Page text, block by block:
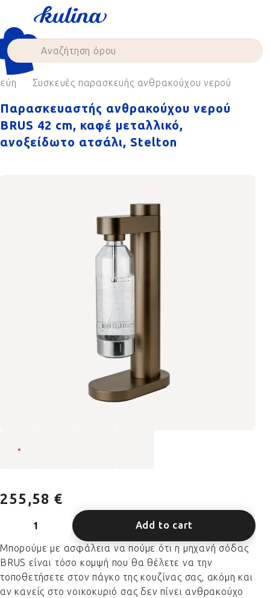
content
Συσκευές παρασκευής ανθρακούχου νερού
Παρασκευαστής ανθρακούχου νερού
BRUS 42 cm, καφέ μεταλλικό,
ανοξείδωτο ατσάλι, Stelton
255,58 €
Add to cart
Μπορούμε με ασφάλεια να πούμε ότι η μηχανή σόδας
BRUS είναι τόσο κομψή που θα θέλετε να την
τοποθετήσετε στον πάγκο της κουζίνας σας, ακόμη και
αν κανείς στο νοικοκυριό σας δεν πίνει ανθρακούχο